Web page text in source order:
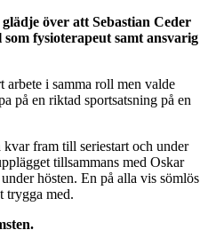
över att Sebastian Ceder
fysioterapeut samt ansvarig
arbete i samma roll men valde
på en riktad sportsatsning på en
fram till seriestart och under
tillsammans med Oskar
hösten. En på alla vis sömlös
trygga med.